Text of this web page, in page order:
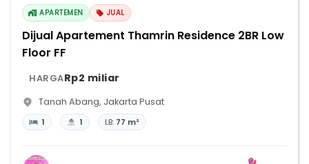
APARTEMEN JUAL
Dijual Apartement Thamrin Residence 2BR Low
Floor FF
HARGARp2 miliar
Tanah Abang, Jakarta Pusat
1 1 LB: 77 m²